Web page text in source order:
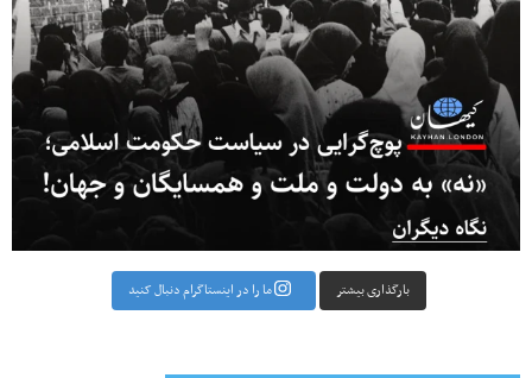
بارگذاری بیشتر ما را در اینستاگرام دنبال کنید